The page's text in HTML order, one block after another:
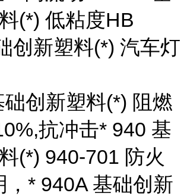
(*) 低粘度HB
创新塑料(*) 汽车灯
创新塑料(*) 阻燃
抗冲击* 940 基
(*) 940-701 防火
，* 940A 基础创新